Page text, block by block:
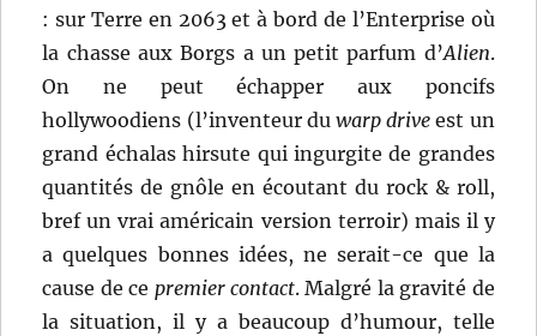
: sur Terre en 2063 et à bord de l’Enterprise où
la chasse aux Borgs a un petit parfum d’Alien.
On ne peut échapper aux poncifs
hollywoodiens (l’inventeur du warp drive est un
grand échalas hirsute qui ingurgite de grandes
quantités de gnôle en écoutant du rock & roll,
bref un vrai américain version terroir) mais il y
a quelques bonnes idées, ne serait-ce que la
cause de ce premier contact. Malgré la gravité de
la situation, il y a beaucoup d’humour, telle